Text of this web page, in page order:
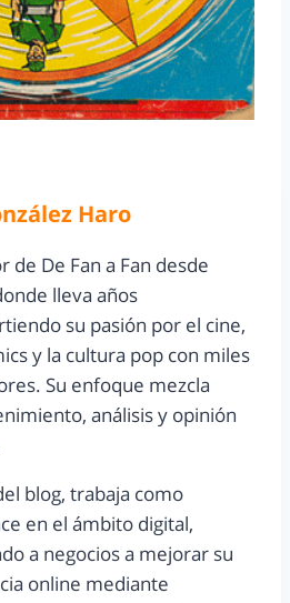
Haro
de De Fan a Fan desde
lleva años
su pasión por el cine,
y la cultura pop con miles
Su enfoque mezcla
análisis y opinión
blog, trabaja como
en el ámbito digital,
a negocios a mejorar su
online mediante